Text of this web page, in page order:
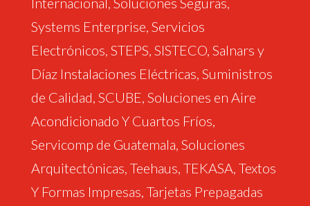
Systems Enterprise, Servicios
Electrónicos, STEPS, SISTECO, Salnars y
Díaz Instalaciones Eléctricas, Suministros
de Calidad, SCUBE, Soluciones en Aire
Acondicionado Y Cuartos Fríos,
Servicomp de Guatemala, Soluciones
Arquitectónicas, Teehaus, TEKASA, Textos
Y Formas Impresas, Tarjetas Prepagadas